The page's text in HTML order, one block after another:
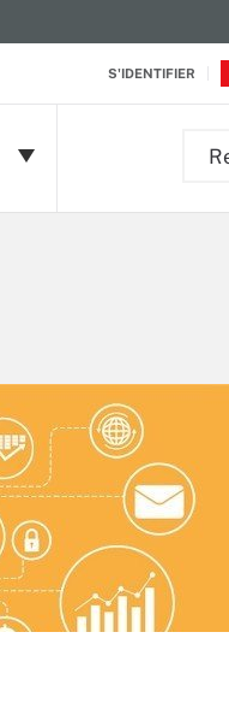
S'IDENTIFIER